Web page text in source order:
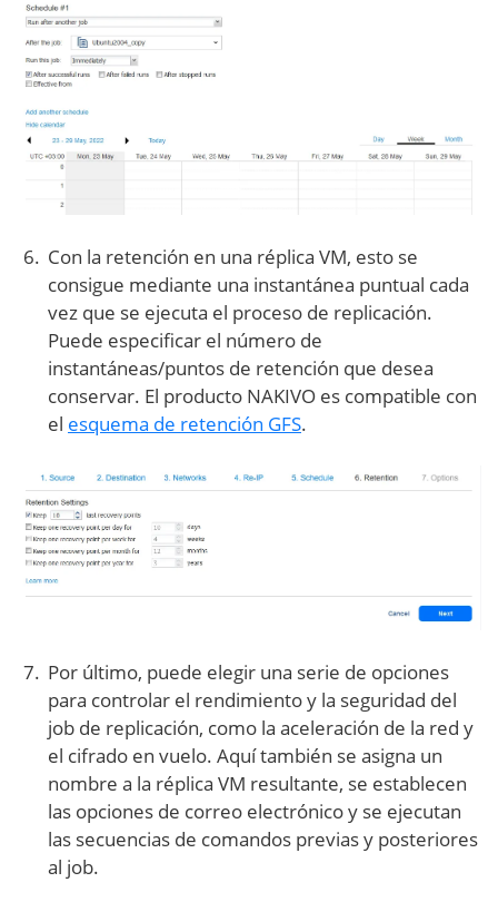
Con la retención en una réplica VM, esto se
consigue mediante una instantánea puntual cada
vez que se ejecuta el proceso de replicación.
Puede especificar el número de
instantáneas/puntos de retención que desea
conservar. El producto NAKIVO es compatible con
el esquema de retención GFS.
Por último, puede elegir una serie de opciones
para controlar el rendimiento y la seguridad del
job de replicación, como la aceleración de la red y
el cifrado en vuelo. Aquí también se asigna un
nombre a la réplica VM resultante, se establecen
las opciones de correo electrónico y se ejecutan
las secuencias de comandos previas y posteriores
al job.